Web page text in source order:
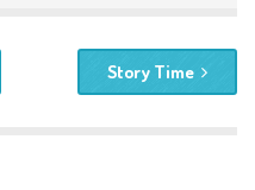
Story Time